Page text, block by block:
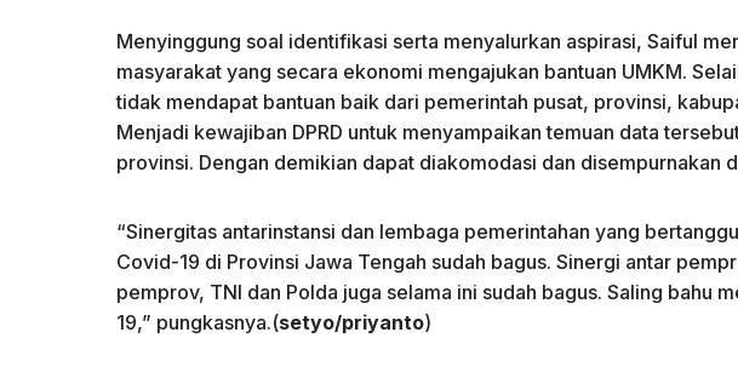
Menyinggung soal identifikasi serta menyalurkan aspirasi, Saiful
masyarakat yang secara ekonomi mengajukan bantuan UMKM.
tidak mendapat bantuan baik dari pemerintah pusat, provinsi,
Menjadi kewajiban DPRD untuk menyampaikan temuan data
provinsi. Dengan demikian dapat diakomodasi dan disempurnakan
“Sinergitas antarinstansi dan lembaga pemerintahan yang
Covid-19 di Provinsi Jawa Tengah sudah bagus. Sinergi antar
pemprov, TNI dan Polda juga selama ini sudah bagus. Saling bahu
19,” pungkasnya.(setyo/priyanto)